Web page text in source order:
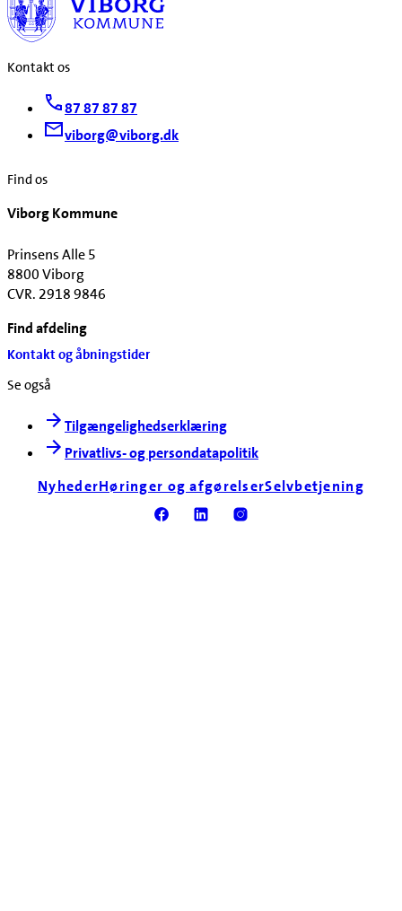
Kontakt os
87 87 87 87
viborg@viborg.dk
Find os
Viborg Kommune
Prinsens Alle 5
8800 Viborg
CVR. 2918 9846
Find afdeling
Kontakt og åbningstider
Se også
Tilgængelighedserklæring
Privatlivs- og persondatapolitik
NyhederHøringer og afgørelserSelvbetjening